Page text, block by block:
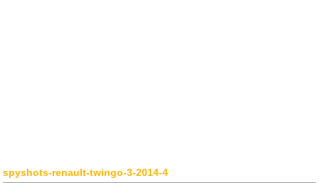
spyshots-renault-twingo-3-2014-4